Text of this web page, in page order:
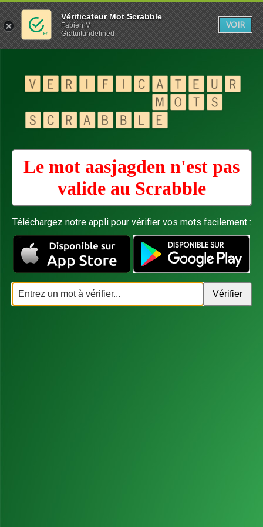
Le mot aasjagden n'est pas
valide au Scrabble
Téléchargez notre appli pour vérifier vos mots facilement :
Vérificateur Mot Scrabble
Fabien M
Gratuitundefined
VOIR